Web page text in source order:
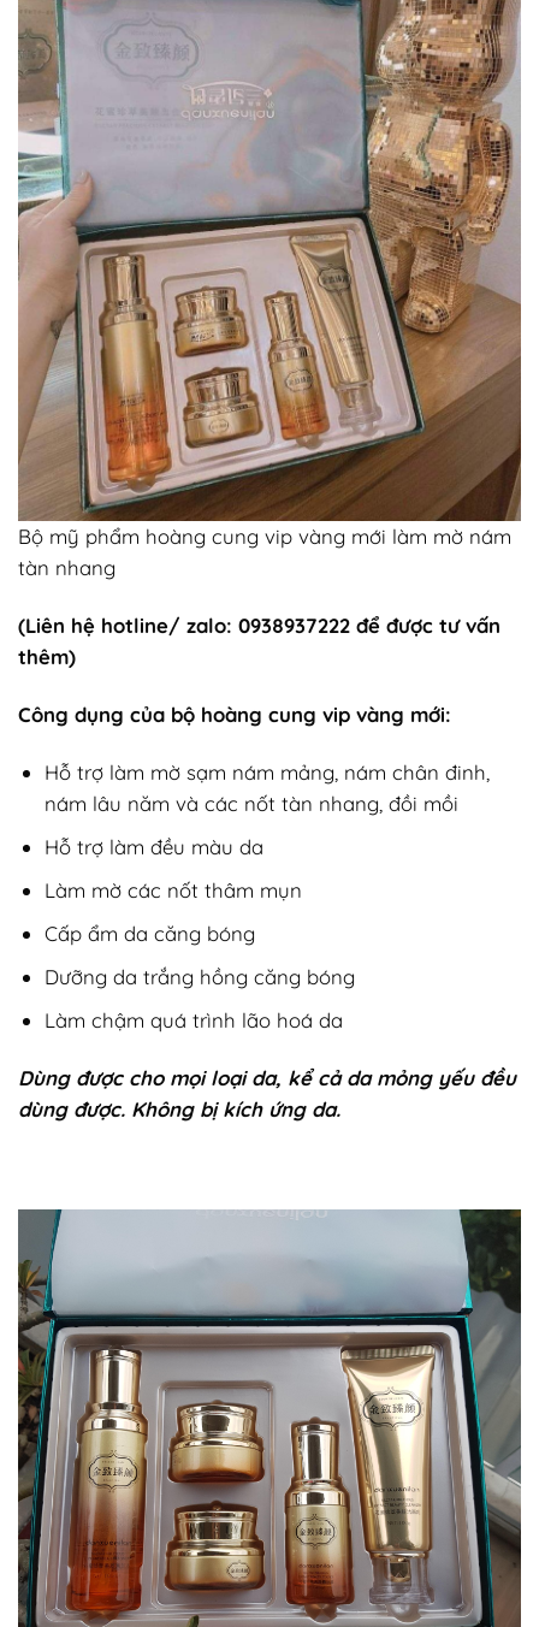
Bộ mỹ phẩm hoàng cung vip vàng mới làm mờ nám
tàn nhang
(Liên hệ hotline/ zalo: 0938937222 để được tư vấn
thêm)
Công dụng của bộ hoàng cung vip vàng mới:
Hỗ trợ làm mờ sạm nám mảng, nám chân đinh,
nám lâu năm và các nốt tàn nhang, đồi mồi
Hỗ trợ làm đều màu da
Làm mờ các nốt thâm mụn
Cấp ẩm da căng bóng
Dưỡng da trắng hồng căng bóng
Làm chậm quá trình lão hoá da
Dùng được cho mọi loại da, kể cả da mỏng yếu đều
dùng được. Không bị kích ứng da.